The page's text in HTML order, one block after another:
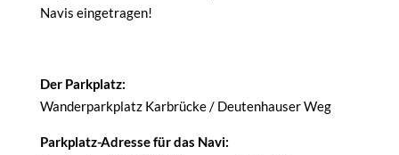
Navis eingetragen!
Der Parkplatz:
Wanderparkplatz Karbrücke / Deutenhauser Weg
Parkplatz-Adresse für das Navi: